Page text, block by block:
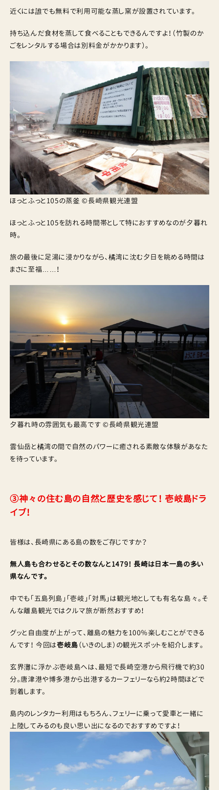
近くには誰でも無料で利用可能な蒸し窯が設置されています。
持ち込んだ食材を蒸して食べることもできるんですよ！（竹製のか
ごをレンタルする場合は別料金がかかります）。
ほっとふっと105の蒸釜 ©長崎県観光連盟
ほっとふっと105を訪れる時間帯として特におすすめなのが夕暮れ
時。
旅の最後に足湯に浸かりながら、橘湾に沈む夕日を眺める時間は
まさに至福……！
夕暮れ時の雰囲気も最高です ©長崎県観光連盟
雲仙岳と橘湾の間で自然のパワーに癒される素敵な体験があなた
を待っています。
③神々の住む島の自然と歴史を感じて！ 壱岐島ドラ
イブ！
皆様は、長崎県にある島の数をご存じですか？
無人島も合わせるとその数なんと1479！ 長崎は日本一島の多い
県なんです。
中でも「五島列島」「壱岐」「対馬」は観光地としても有名な島々。そ
んな離島観光ではクルマ旅が断然おすすめ！
グッと自由度が上がって、離島の魅力を100％楽しむことができる
んです！ 今回は壱岐島（いきのしま）の観光スポットを紹介します。
玄界灘に浮かぶ壱岐島へは、最短で長崎空港から飛行機で約30
分。唐津港や博多港から出港するカーフェリーなら約2時間ほどで
到着します。
島内のレンタカー利用はもちろん、フェリーに乗って愛車と一緒に
上陸してみるのも良い思い出になるのでおすすめですよ！